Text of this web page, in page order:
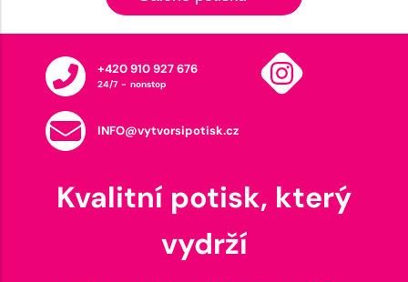
+420 910 927 676
24/7 - nonstop
INFO@vytvorsipotisk.cz
Kvalitní potisk, který
vydrží